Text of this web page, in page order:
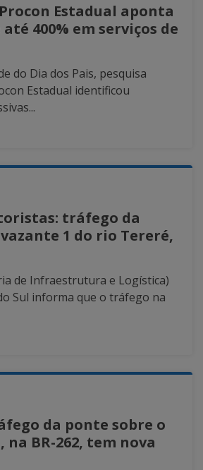
Estadual aponta
400% em serviços de
do Dia dos Pais, pesquisa
Estadual identificou
tráfego da
1 do rio Tereré,
de Infraestrutura e Logística)
Sul informa que o tráfego na
da ponte sobre o
BR-262, tem nova